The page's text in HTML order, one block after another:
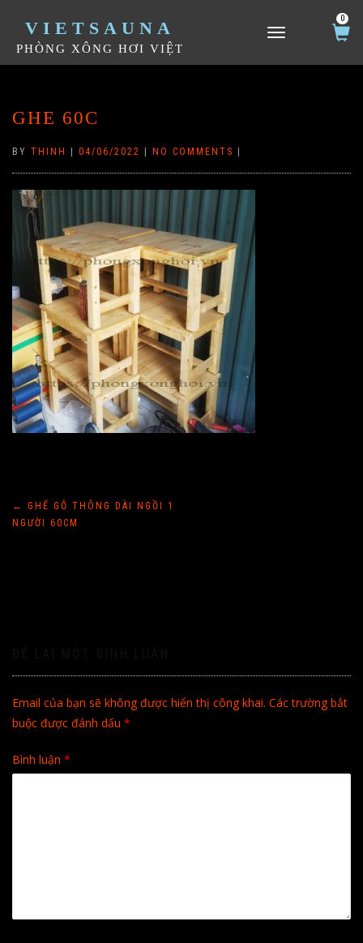
VIETSAUNA
PHÒNG XÔNG HƠI VIỆT
TOGGLE NAVIGATION
0
GHE 60C
BY THINH 04/06/2022 NO COMMENTS
Điều
←
GHẾ GỖ THÔNG DÀI NGỒI 1
NGƯỜI 60CM
Email của bạn sẽ không được hiển thị công khai. Các trường bắt
buộc được đánh dấu *
Bình luận *